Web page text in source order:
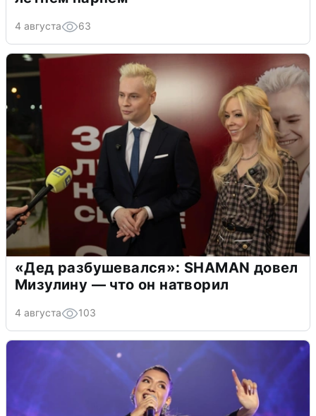
4 августа 63
«Дед разбушевался»: SHAMAN довел
Мизулину — что он натворил
4 августа 103